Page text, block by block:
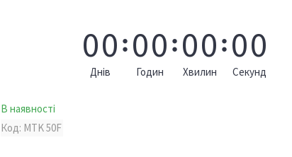
00
Днів
00
Годин
00
Хвилин
00
Секунд
В наявності
Код: MTK 50F